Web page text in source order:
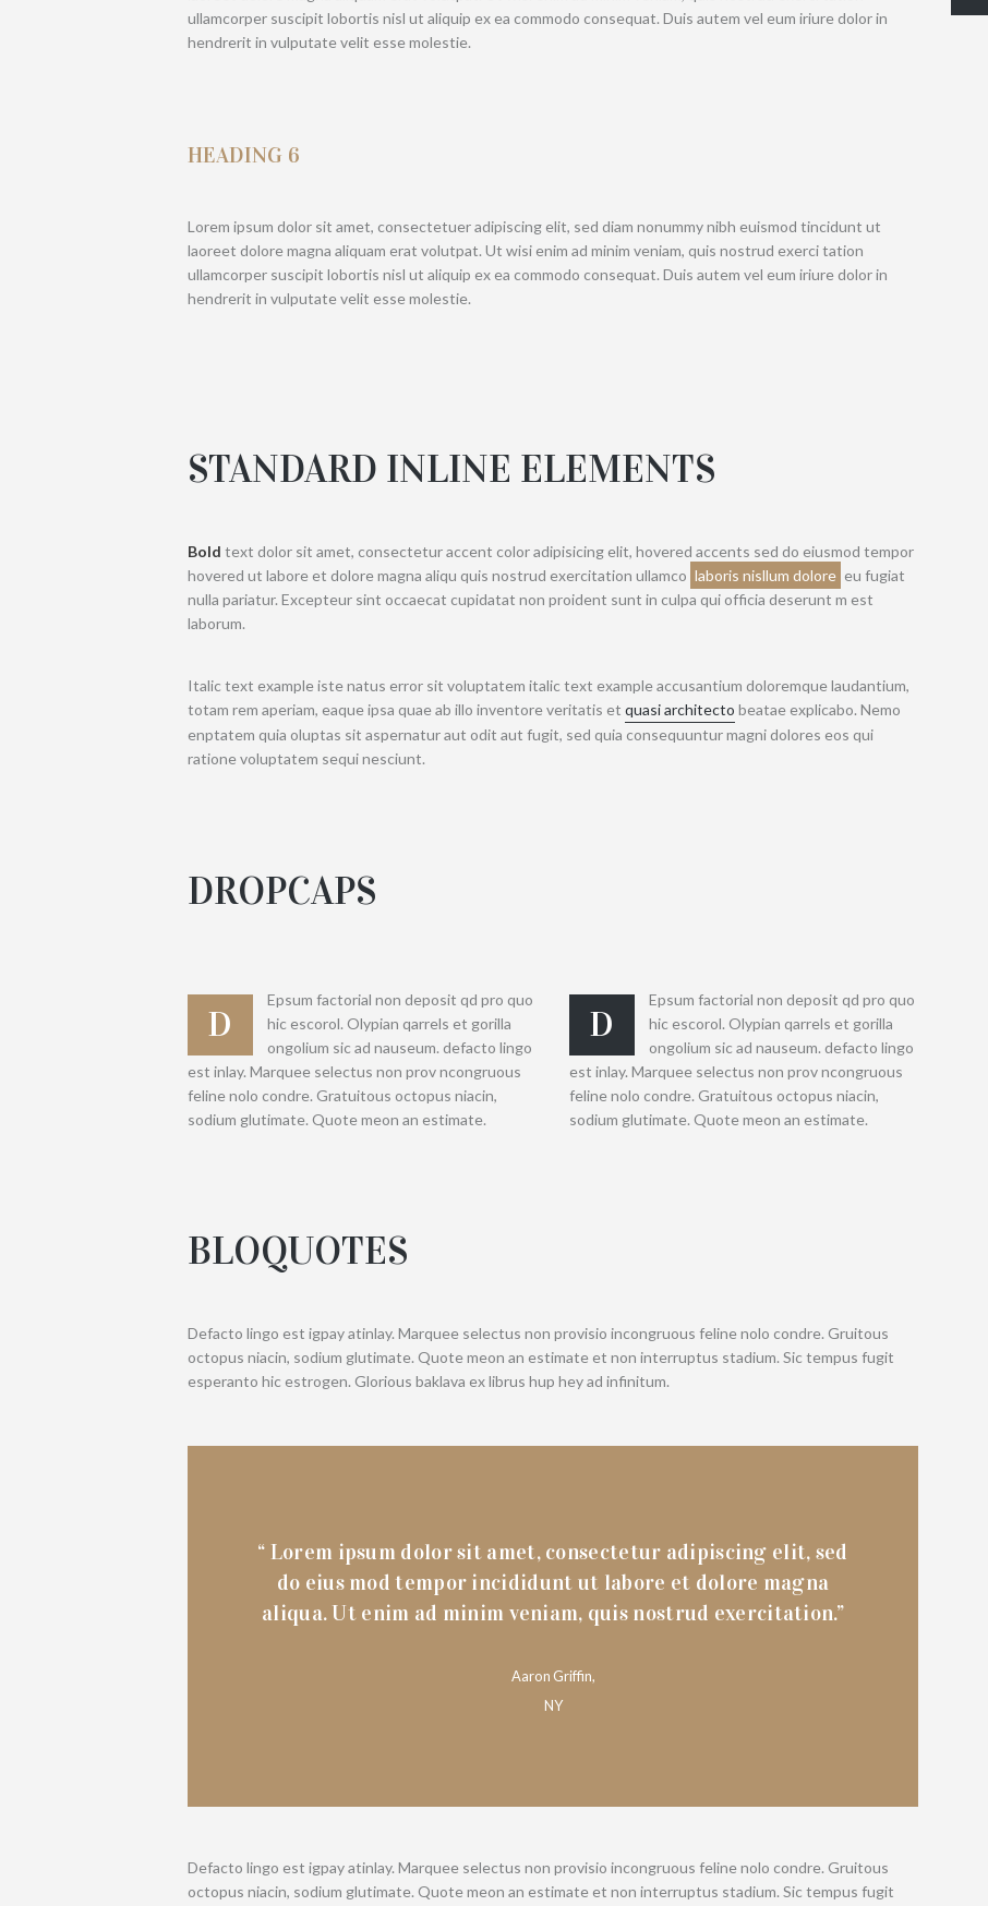
ullamcorper suscipit lobortis nisl ut aliquip ex ea commodo consequat. Duis autem vel eum iriure dolor in
hendrerit in vulputate velit esse molestie.
HEADING 6
Lorem ipsum dolor sit amet, consectetuer adipiscing elit, sed diam nonummy nibh euismod tincidunt ut
laoreet dolore magna aliquam erat volutpat. Ut wisi enim ad minim veniam, quis nostrud exerci tation
ullamcorper suscipit lobortis nisl ut aliquip ex ea commodo consequat. Duis autem vel eum iriure dolor in
hendrerit in vulputate velit esse molestie.
STANDARD INLINE ELEMENTS
Bold text dolor sit amet, consectetur accent color adipisicing elit, hovered accents sed do eiusmod tempor
hovered ut labore et dolore magna aliqu quis nostrud exercitation ullamco laboris nisllum dolore eu fugiat
nulla pariatur. Excepteur sint occaecat cupidatat non proident sunt in culpa qui officia deserunt m est
laborum.
Italic text example iste natus error sit voluptatem italic text example accusantium doloremque laudantium,
totam rem aperiam, eaque ipsa quae ab illo inventore veritatis et quasi architecto beatae explicabo. Nemo
enptatem quia oluptas sit aspernatur aut odit aut fugit, sed quia consequuntur magni dolores eos qui
ratione voluptatem sequi nesciunt.
DROPCAPS
D
Epsum factorial non deposit qd pro quo
hic escorol. Olypian qarrels et gorilla
ongolium sic ad nauseum. defacto lingo
est inlay. Marquee selectus non prov ncongruous
feline nolo condre. Gratuitous octopus niacin,
sodium glutimate. Quote meon an estimate.
D
Epsum factorial non deposit qd pro quo
hic escorol. Olypian qarrels et gorilla
ongolium sic ad nauseum. defacto lingo
est inlay. Marquee selectus non prov ncongruous
feline nolo condre. Gratuitous octopus niacin,
sodium glutimate. Quote meon an estimate.
BLOQUOTES
Defacto lingo est igpay atinlay. Marquee selectus non provisio incongruous feline nolo condre. Gruitous
octopus niacin, sodium glutimate. Quote meon an estimate et non interruptus stadium. Sic tempus fugit
esperanto hic estrogen. Glorious baklava ex librus hup hey ad infinitum.
“ Lorem ipsum dolor sit amet, consectetur adipiscing elit, sed
do eius mod tempor incididunt ut labore et dolore magna
aliqua. Ut enim ad minim veniam, quis nostrud exercitation.”
Aaron Griffin,
NY
Defacto lingo est igpay atinlay. Marquee selectus non provisio incongruous feline nolo condre. Gruitous
octopus niacin, sodium glutimate. Quote meon an estimate et non interruptus stadium. Sic tempus fugit